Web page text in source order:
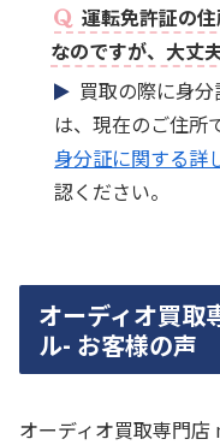
運転免許証の
なのですが、大丈
買取の際に身
は、現在のご住所
身分証に関する詳
認ください。
オーディオ買
ル- お客様の声
オーディオ買取専門